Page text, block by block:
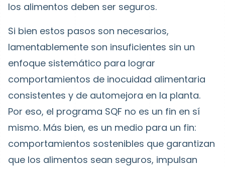
los alimentos deben ser seguros.
Si bien estos pasos son necesarios,
lamentablemente son insuficientes sin un
enfoque sistemático para lograr
comportamientos de inocuidad alimentaria
consistentes y de automejora en la planta.
Por eso, el programa SQF no es un fin en sí
mismo. Más bien, es un medio para un fin:
comportamientos sostenibles que garantizan
que los alimentos sean seguros, impulsan